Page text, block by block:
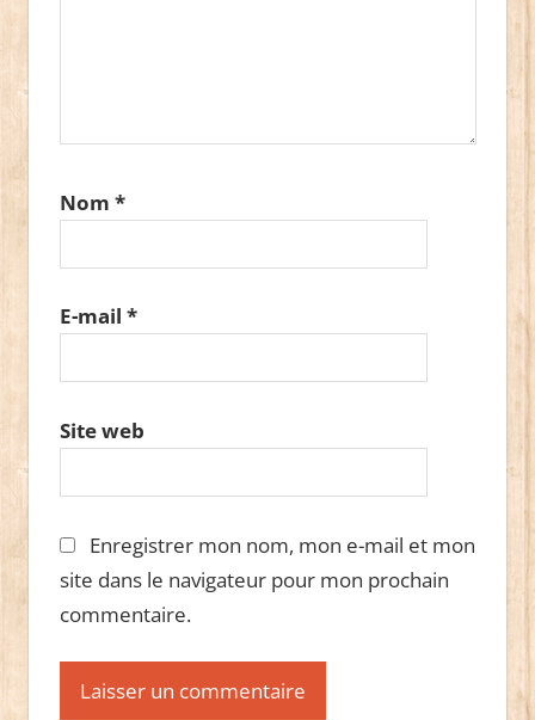
Nom *
E-mail *
Site web
Enregistrer mon nom, mon e-mail et mon
site dans le navigateur pour mon prochain
commentaire.